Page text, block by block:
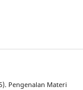
Pengenalan Materi